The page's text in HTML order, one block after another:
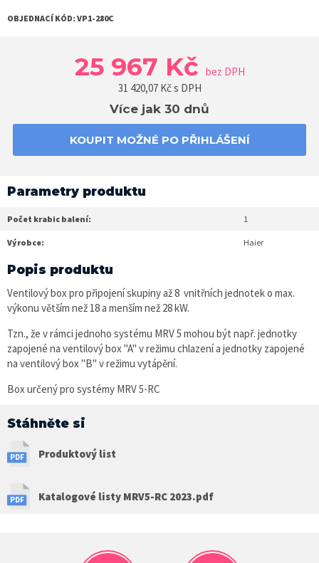
OBJEDNACÍ KÓD: VP1-280C
25 967 Kč bez DPH
31 420,07Kč s DPH
Více jak 30 dnů
KOUPIT MOŽNÉ PO PŘIHLÁŠENÍ
Parametry produktu
Počet krabic balení: 1
Výrobce: Haier
Popis produktu
Ventilový box pro připojení skupiny až 8 vnitřních jednotek o max.
výkonu větším než 18 a menším než 28 kW.
Tzn., že v rámci jednoho systému MRV 5 mohou být např. jednotky
zapojené na ventilový box "A" v režimu chlazení a jednotky zapojené
na ventilový box "B" v režimu vytápění.
Box určený pro systémy MRV 5-RC
Stáhněte si
Produktový list
Katalogové listy MRV5-RC 2023.pdf